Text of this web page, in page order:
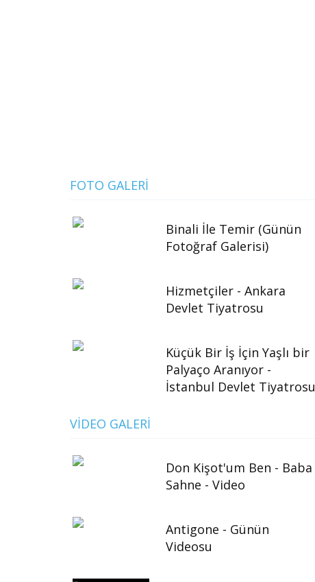
FOTO GALERI
Binali İle Temir (Günün
Fotoğraf Galerisi)
Hizmetçiler - Ankara
Devlet Tiyatrosu
Küçük Bir İş İçin Yaşlı bir
Palyaço Aranıyor -
İstanbul Devlet Tiyatrosu
VIDEO GALERI
Don Kişot'um Ben - Baba
Sahne - Video
Antigone - Günün
Videosu